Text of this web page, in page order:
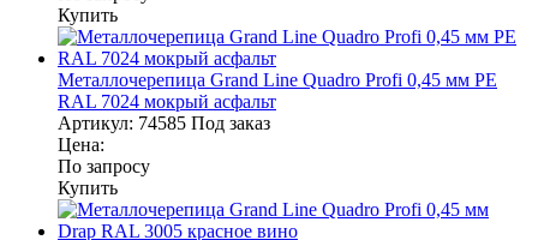
Купить
Металлочерепица Grand Line Quadro Profi 0,45 мм PE
RAL 7024 мокрый асфальт
Артикул: 74585 Под заказ
Цена:
По запросу
Купить